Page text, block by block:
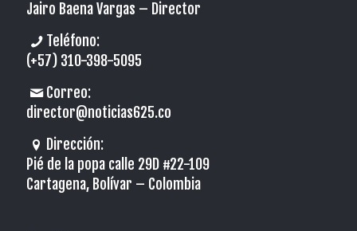
Jairo Baena Vargas – Director
Teléfono:
(+57) 310-398-5095
Correo:
director@noticias625.co
Dirección:
Pié de la popa calle 29D #22-109
Cartagena, Bolívar – Colombia